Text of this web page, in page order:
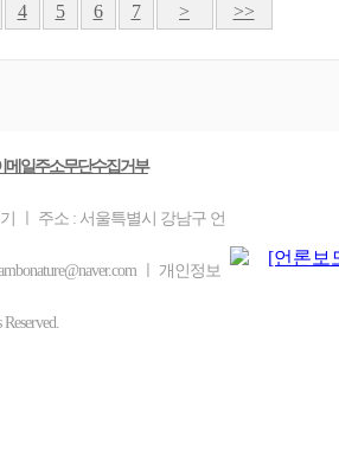
4 5 6 7 > >>
메일주소무단수집거부
ㅣ 주소 : 서울특별시 강남구 언
ㅣ 개인정보